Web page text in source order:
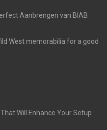
Aanbrengen van BIAB
West memorabilia for a good
Will Enhance Your Setup